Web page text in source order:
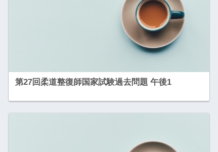
第27回柔道整復師国家試験過去問題 午後1